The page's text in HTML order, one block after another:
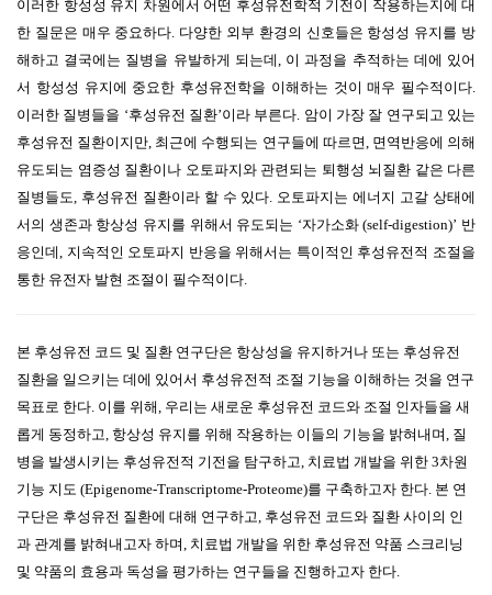
이러한 항성성 유지 차원에서 어떤 후성유전학적 기전이 작용하는지에 대
한 질문은 매우 중요하다. 다양한 외부 환경의 신호들은 항성성 유지를 방
해하고 결국에는 질병을 유발하게 되는데, 이 과정을 추적하는 데에 있어
서 항성성 유지에 중요한 후성유전학을 이해하는 것이 매우 필수적이다.
이러한 질병들을 ‘후성유전 질환’이라 부른다. 암이 가장 잘 연구되고 있는
후성유전 질환이지만, 최근에 수행되는 연구들에 따르면, 면역반응에 의해
유도되는 염증성 질환이나 오토파지와 관련되는 퇴행성 뇌질환 같은 다른
질병들도, 후성유전 질환이라 할 수 있다. 오토파지는 에너지 고갈 상태에
서의 생존과 항상성 유지를 위해서 유도되는 ‘자가소화 (self-digestion)’ 반
응인데, 지속적인 오토파지 반응을 위해서는 특이적인 후성유전적 조절을
통한 유전자 발현 조절이 필수적이다.
본 후성유전 코드 및 질환 연구단은 항상성을 유지하거나 또는 후성유전
질환을 일으키는 데에 있어서 후성유전적 조절 기능을 이해하는 것을 연구
목표로 한다. 이를 위해, 우리는 새로운 후성유전 코드와 조절 인자들을 새
롭게 동정하고, 항상성 유지를 위해 작용하는 이들의 기능을 밝혀내며, 질
병을 발생시키는 후성유전적 기전을 탐구하고, 치료법 개발을 위한 3차원
기능 지도 (Epigenome-Transcriptome-Proteome)를 구축하고자 한다. 본 연
구단은 후성유전 질환에 대해 연구하고, 후성유전 코드와 질환 사이의 인
과 관계를 밝혀내고자 하며, 치료법 개발을 위한 후성유전 약품 스크리닝
및 약품의 효용과 독성을 평가하는 연구들을 진행하고자 한다.